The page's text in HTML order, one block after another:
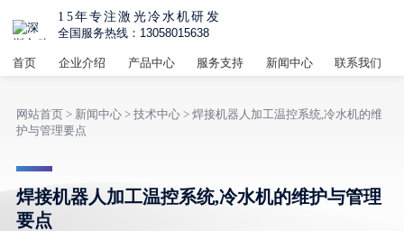
15年专注激光冷水机研发
全国服务热线：13058015638
首页 企业介绍 产品中心 服务支持 新闻中心 联系我们
网站首页> 新闻中心> 技术中心> 焊接机器人加工温控系统,冷水机的维
护与管理要点
焊接机器人加工温控系统,冷水机的维护与管理
要点